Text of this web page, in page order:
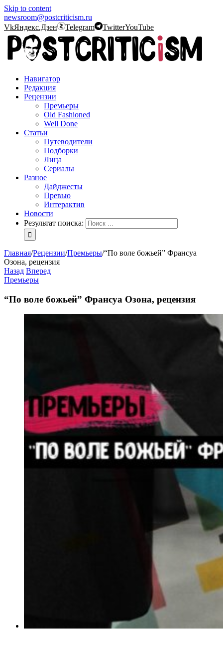
Skip to content
newsroom@postcriticism.ru
VkЯндекс.Дзен Telegram TwitterYouTube
Навигатор
Редакция
Рецензии
Премьеры
Old Fashioned
Well Done
Статьи
Путеводители
Подборки
Лица
Сериалы
Разное
Дайджесты
Превью
Интерактив
Новости
Результат поиска:
Главная/Рецензии/Премьеры/“По воле божьей” Франсуа
Озона, рецензия
Назад Вперед
Премьеры
“По воле божьей” Франсуа Озона, рецензия